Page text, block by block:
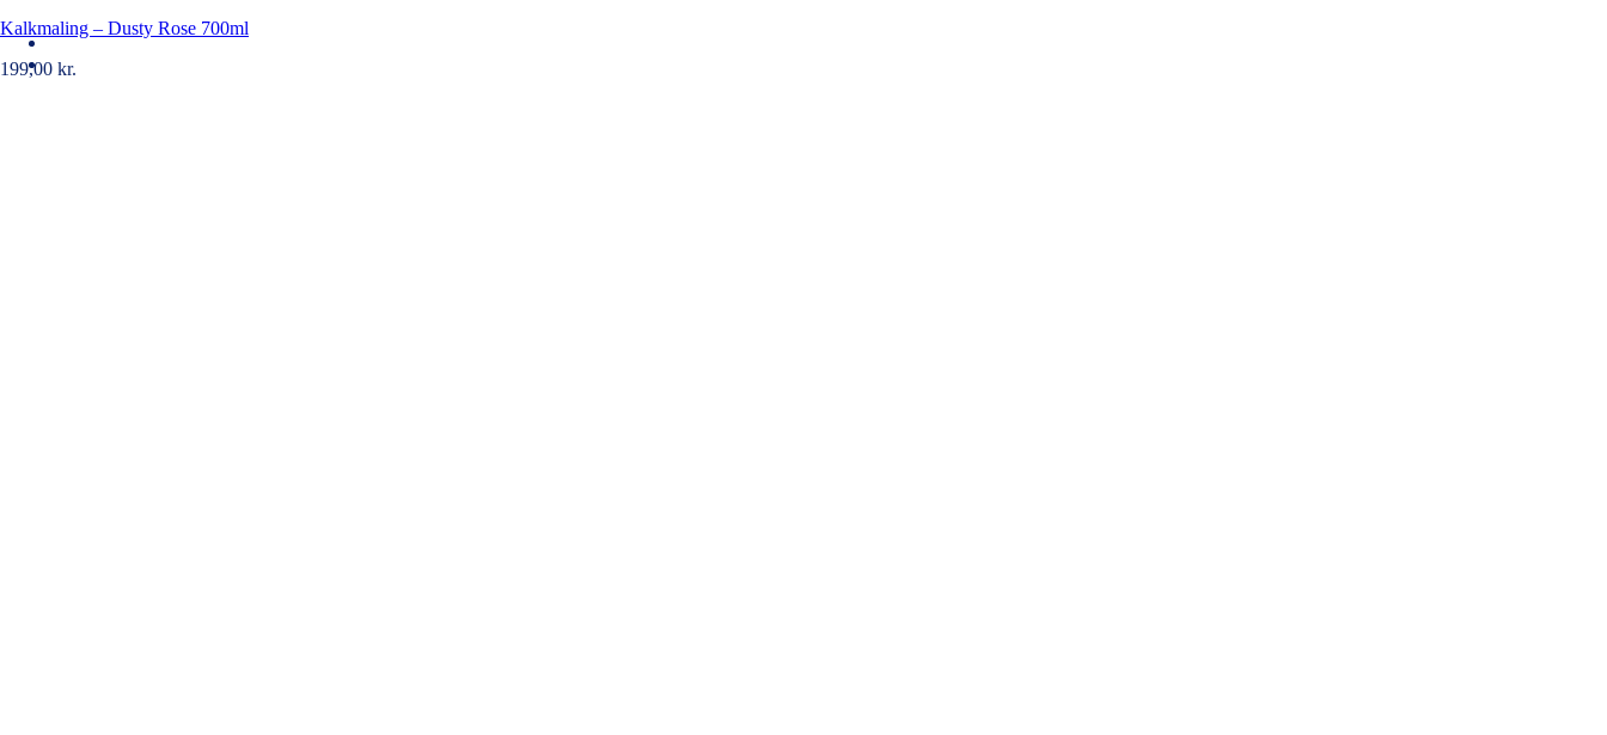
Kalkmaling – Dusty Rose 700ml
199,00 kr.